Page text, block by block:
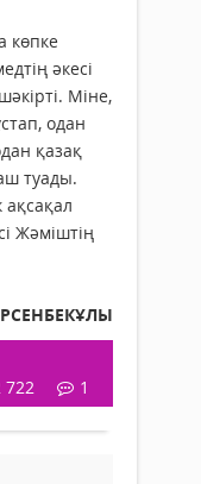
көпке
әкесі
Міне,
одан
қазақ
туады.
ақсақал
Жәміштің
722 1